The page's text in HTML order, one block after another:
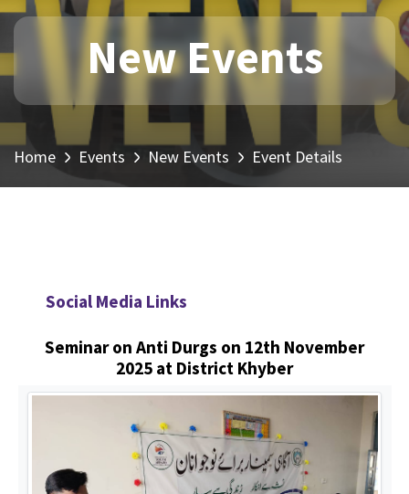
New Events
Home Events New Events Event Details
Social Media Links
Seminar on Anti Durgs on 12th November
2025 at District Khyber